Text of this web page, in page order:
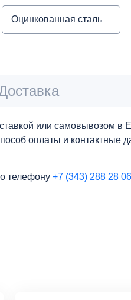
Оцинкованная сталь
или самовывозом в
оплаты и
телефону +7 (343) 288 28 06